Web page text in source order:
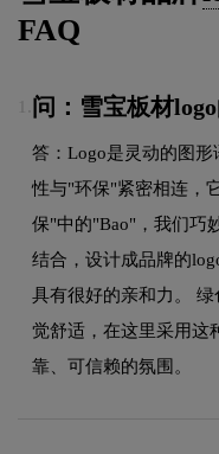
FAQ
问：雪宝板材
答：Logo是灵动的图
性与"环保"紧密相连，
保"中的"Bao"，我们巧
结合，设计成品牌的
具有很好的亲和力。
觉舒适，在这里采用这
靠、可信赖的氛围。